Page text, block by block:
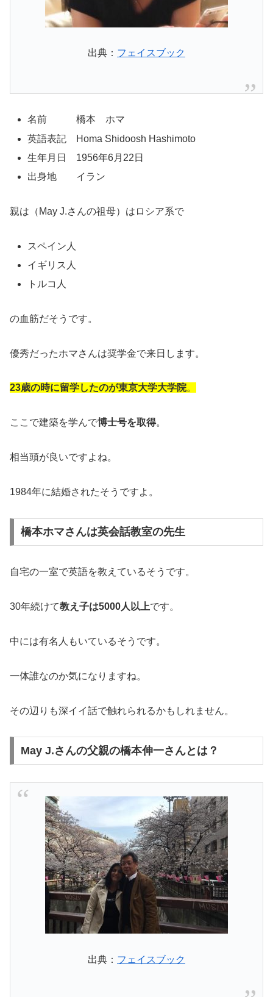
出典： フェイスブック
名前 橋本 ホマ
英語表記 Homa Shidoosh Hashimoto
生年月日 1956年6月22日
出身地 イラン
親は（May J.さんの祖母）はロシア系で
スペイン人
イギリス人
トルコ人
の血筋だそうです。
優秀だったホマさんは奨学金で来日します。
23歳の時に留学したのが東京大学大学院。
ここで建築を学んで博士号を取得。
相当頭が良いですよね。
1984年に結婚されたそうですよ。
橋本ホマさんは英会話教室の先生
自宅の一室で英語を教えているそうです。
30年続けて教え子は5000人以上です。
中には有名人もいているそうです。
一体誰なのか気になりますね。
その辺りも深イイ話で触れられるかもしれません。
May J.さんの父親の橋本伸一さんとは？
出典： フェイスブック